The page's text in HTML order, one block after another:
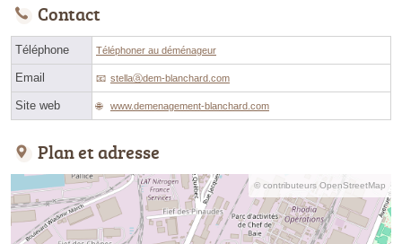
Contact
Téléphone Téléphoner au déménageur
Email stellaⓐdem-blanchard.com
Site web www.demenagement-blanchard.com
Plan et adresse
© contributeurs OpenStreetMap